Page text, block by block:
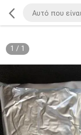
1 / 1